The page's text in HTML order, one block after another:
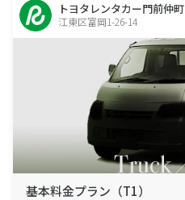
トヨタレンタカー門前仲町
江東区富岡1-26-14
基本料金プラン（T1）